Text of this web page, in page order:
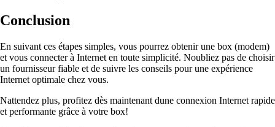
Conclusion
En suivant ces étapes simples, vous pourrez obtenir une box (modem)
et vous connecter à Internet en toute simplicité. Noubliez pas de choisir
un fournisseur fiable et de suivre les conseils pour une expérience
Internet optimale chez vous.
Nattendez plus, profitez dès maintenant dune connexion Internet rapide
et performante grâce à votre box!